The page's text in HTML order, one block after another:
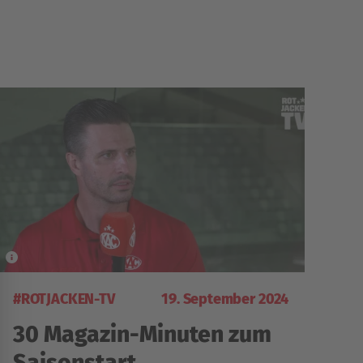
#ROTJACKEN-TV 19. September 2024
30 Magazin-Minuten zum